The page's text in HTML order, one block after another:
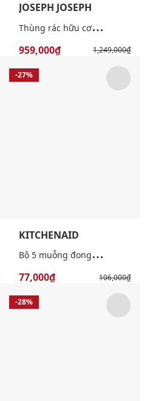
JOSEPH JOSEPH
T
hùng rác hữu cơ khử mùi thông minh (8L)
959,000₫ 1,249,000₫
-27%
KITCHENAID
B
ộ 5 muỗng đong nhựa cao cấp
77,000₫ 106,000₫
-28%